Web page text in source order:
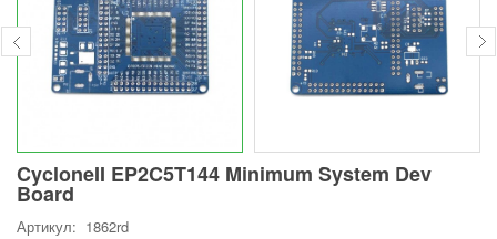
CycloneII EP2C5T144 Minimum System Dev
Board
Артикул: 1862rd